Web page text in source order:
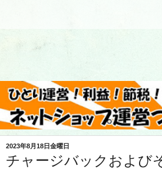
2023年8月18日金曜日
チャージバックおよび